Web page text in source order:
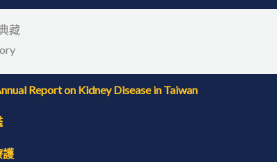
藏
Report on Kidney Disease in Taiwan
護